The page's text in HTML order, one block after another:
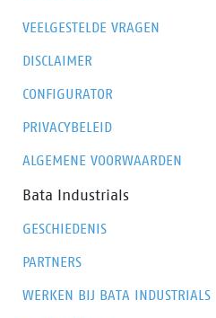
VEELGESTELDE VRAGEN
DISCLAIMER
CONFIGURATOR
PRIVACYBELEID
ALGEMENE VOORWAARDEN
Bata Industrials
GESCHIEDENIS
PARTNERS
WERKEN BIJ BATA INDUSTRIALS